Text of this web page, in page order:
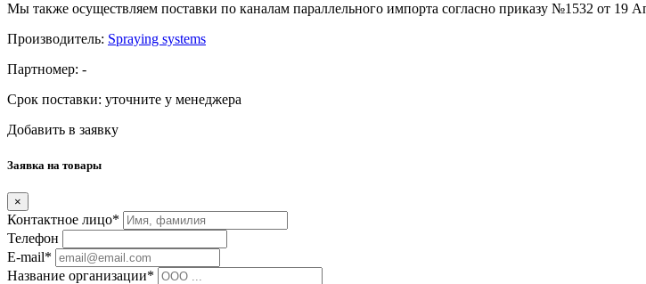
Мы также осуществляем поставки по каналам параллельного импорта согласно приказу №1532 от 19
Производитель: Spraying systems
Партномер: -
Срок поставки: уточните у менеджера
Добавить в заявку
Заявка на товары
×
Контактное лицо*
Телефон
E-mail*
Название организации*